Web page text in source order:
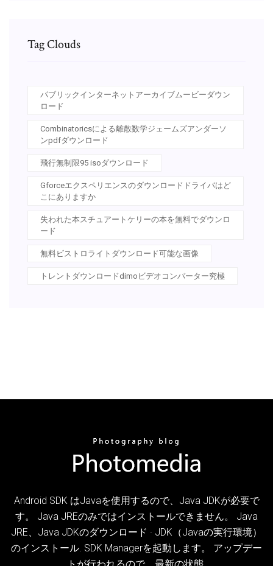
Tag Clouds
パブリックインターネットアーカイブムービーダウン
ロード
Combinatoricsによる離散数学ジェームズアンダーソ
ンpdfダウンロード
飛行無制限95 isoダウンロード
Gforceエクスペリエンスのダウンロードドライバはど
こにありますか
失われた本スチュアートケリーの本を無料でダウンロ
ード
無料ビストロライトダウンロード可能な画像
トレントダウンロードdimoビデオコンバーター究極
Android SDK はJavaを使用するので、Java JDKが必要で
す。 Java JREのみではインストールできません。 Java
JRE、Java JDKのダウンロード · JDK（Javaの実行環境）
のインストール. SDK Managerを起動します。 アップデー